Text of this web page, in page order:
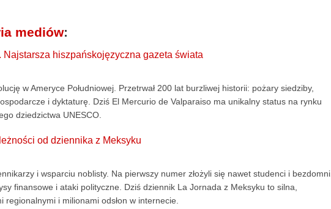
mediów:
hiszpańskojęzyczna gazeta świata
w Ameryce Południowej. Przetrwał 200 lat burzliwej historii: pożary siedziby,
i dyktaturę. Dziś El Mercurio de Valparaiso ma unikalny status na rynku
dziedzictwa UNESCO.
od dziennika z Meksyku
i wsparciu noblisty. Na pierwszy numer złożyli się nawet studenci i bezdomni.
finansowe i ataki polityczne. Dziś dziennik La Jornada z Meksyku to silna,
i milionami odsłon w internecie.